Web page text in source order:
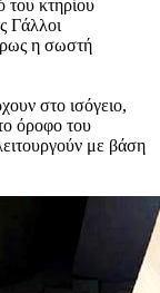
του κτηρίου
Γάλλοι
η σωστή
στο ισόγειο,
όροφο του
με βάση